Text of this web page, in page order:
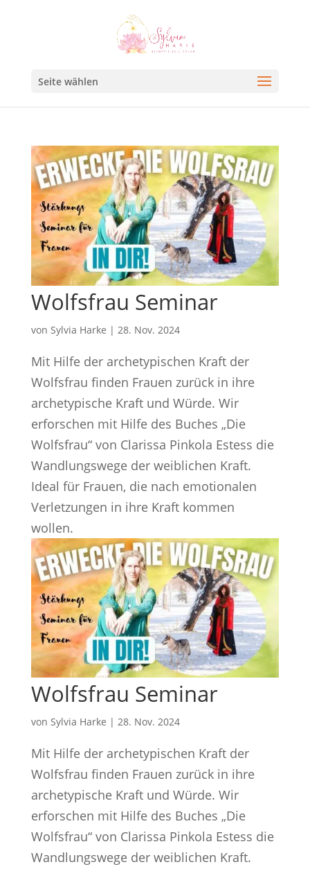
Seite wählen
Wolfsfrau Seminar
von Sylvia Harke | 28. Nov. 2024
Mit Hilfe der archetypischen Kraft der
Wolfsfrau finden Frauen zurück in ihre
archetypische Kraft und Würde. Wir
erforschen mit Hilfe des Buches „Die
Wolfsfrau“ von Clarissa Pinkola Estess die
Wandlungswege der weiblichen Kraft.
Ideal für Frauen, die nach emotionalen
Verletzungen in ihre Kraft kommen
wollen.
Wolfsfrau Seminar
von Sylvia Harke | 28. Nov. 2024
Mit Hilfe der archetypischen Kraft der
Wolfsfrau finden Frauen zurück in ihre
archetypische Kraft und Würde. Wir
erforschen mit Hilfe des Buches „Die
Wolfsfrau“ von Clarissa Pinkola Estess die
Wandlungswege der weiblichen Kraft.